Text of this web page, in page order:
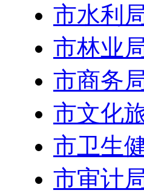
市水利
市林业
市商务
市文化
市卫生
市审计